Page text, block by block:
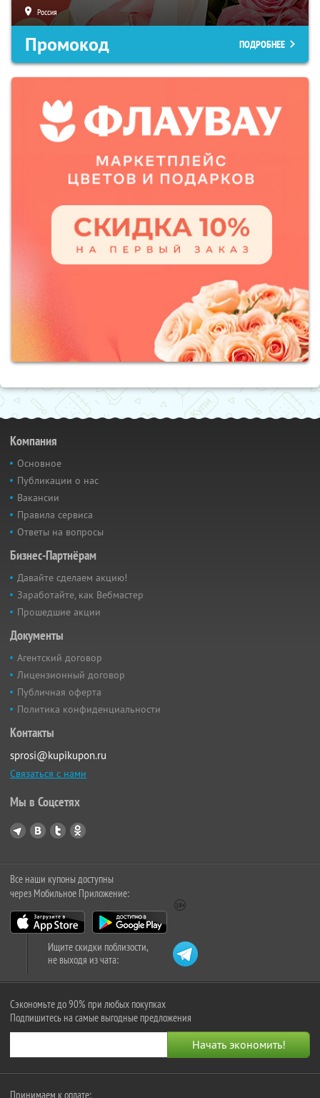
Россия
Промокод ПОДРОБНЕЕ
Компания
Основное
Публикации о нас
Вакансии
Правила сервиса
Ответы на вопросы
Бизнес-Партнёрам
Давайте сделаем акцию!
Заработайте, как Вебмастер
Прошедшие акции
Документы
Агентский договор
Лицензионный договор
Публичная оферта
Политика конфиденциальности
Контакты
sprosi@kupikupon.ru
Связаться с нами
Мы в Соцсетях
Все наши купоны доступны
через Мобильное Приложение:
Ищите скидки поблизости,
не выходя из чата:
Сэкономьте до 90% при любых покупках
Подпишитесь на самые выгодные предложения
Принимаем к оплате: